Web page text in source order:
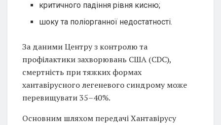
критичного падіння рівня кисню;
шоку та поліорганної недостатності.
За даними Центру з контролю та
профілактики захворювань США (CDC),
смертність при тяжких формах
хантавірусного легеневого синдрому може
перевищувати 35–40%.
Основним шляхом передачі Хантавірусу